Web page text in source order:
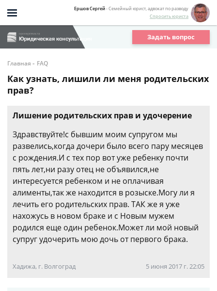
Ершов Сергей- Семейный юрист, адвокат по разводу
Спросить юриста
Задать вопрос
Главная - FAQ
Как узнать, лишили ли меня родительских
прав?
Лишение родительских прав и удочерение
Здравствуйте!с бывшим моим супругом мы
развелись,когда дочери было всего пару месяцев
с рождения.И с тех пор вот уже ребенку почти
пять лет,ни разу отец не объявился,не
интересуется ребенком и не оплачивая
алименты,так же находится в розыске.Могу ли я
лечить его родительских прав. ТАК же я уже
нахожусь в новом браке и с Новым мужем
родился еще один ребенок.Может ли мой новый
супруг удочерить мою дочь от первого брака.
Хадижа, г. Волгоград 5 июня 2017 г. 22:05